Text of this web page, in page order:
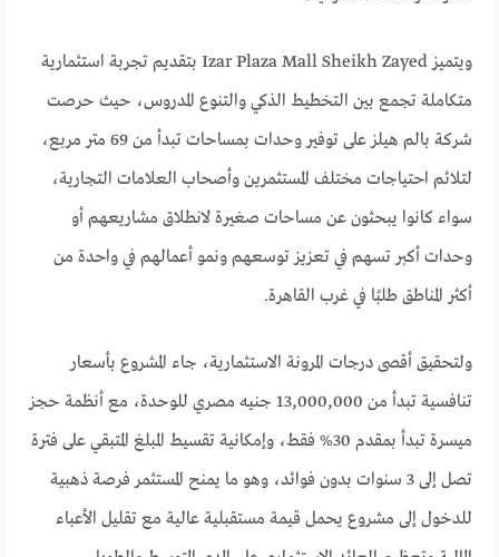
ويتميز Izar Plaza Mall Sheikh Zayed بتقديم تجربة استثمارية
متكاملة تجمع بين التخطيط الذكي والتنوع المدروس، حيث حرصت
شركة بالم هيلز على توفير وحدات بمساحات تبدأ من 69 متر مربع،
لتلائم احتياجات مختلف المستثمرين وأصحاب العلامات التجارية،
سواء كانوا يبحثون عن مساحات صغيرة لانطلاق مشاريعهم أو
وحدات أكبر تسهم في تعزيز توسعهم ونمو أعمالهم في واحدة من
أكثر المناطق طلبًا في غرب القاهرة.
ولتحقيق أقصى درجات المرونة الاستثمارية، جاء المشروع بأسعار
تنافسية تبدأ من 13,000,000 جنيه مصري للوحدة، مع أنظمة حجز
ميسرة تبدأ بمقدم 30% فقط، وإمكانية تقسيط المبلغ المتبقي على فترة
تصل إلى 3 سنوات بدون فوائد، وهو ما يمنح المستثمر فرصة ذهبية
للدخول إلى مشروع يحمل قيمة مستقبلية عالية مع تقليل الأعباء